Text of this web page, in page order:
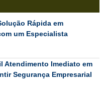
Rápida em
um Especialista
Atendimento Imediato em
Segurança Empresarial